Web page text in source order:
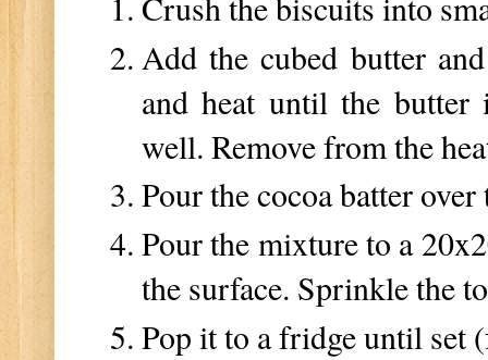
Add the cubed butter
and heat until the
well. Remove from the
Pour the cocoa batter
Pour the mixture to a
the surface. Sprinkle the
Pop it to a fridge until